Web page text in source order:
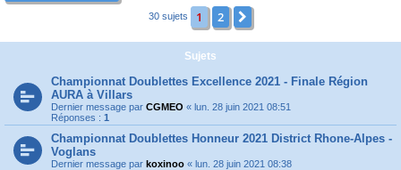
30 sujets 1 2
Sujets
Championnat Doublettes Excellence 2021 - Finale Région
AURA à Villars
Dernier message par CGMEO « lun. 28 juin 2021 08:51
Réponses : 1
Championnat Doublettes Honneur 2021 District Rhone-Alpes -
Voglans
Dernier message par koxinoo « lun. 28 juin 2021 08:38